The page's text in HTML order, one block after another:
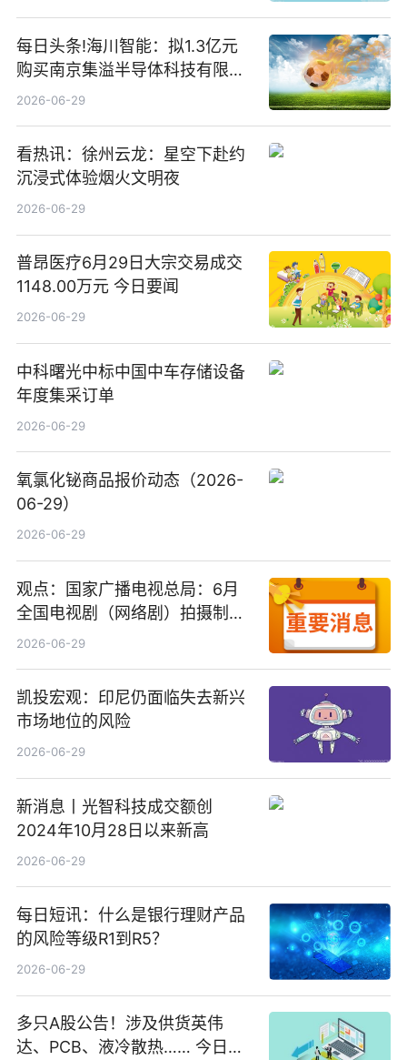
每日头条!海川智能：拟1.3亿元
购买南京集溢半导体科技有限公
司15.3%股权
2026-06-29
看热讯：徐州云龙：星空下赴约
沉浸式体验烟火文明夜
2026-06-29
普昂医疗6月29日大宗交易成交
1148.00万元 今日要闻
2026-06-29
中科曙光中标中国中车存储设备
年度集采订单
2026-06-29
氧氯化铋商品报价动态（2026-
06-29）
2026-06-29
观点：国家广播电视总局：6月
全国电视剧（网络剧）拍摄制作
备案公示剧目197部
2026-06-29
凯投宏观：印尼仍面临失去新兴
市场地位的风险
2026-06-29
新消息丨光智科技成交额创
2024年10月28日以来新高
2026-06-29
每日短讯：什么是银行理财产品
的风险等级R1到R5？
2026-06-29
多只A股公告！涉及供货英伟
达、PCB、液冷散热…… 今日快